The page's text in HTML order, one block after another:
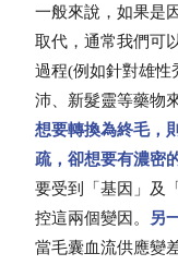
一般來說，如果是
取代，通常我們可
過程(例如針對雄性
沛、新髮靈等藥物
想要轉換為終毛，
疏，卻想要有濃密
要受到「基因」及
控這兩個變因。 另
當毛囊血流供應變